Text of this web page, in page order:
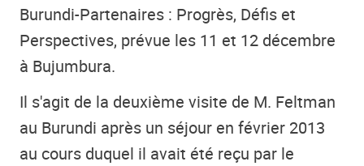
Burundi-Partenaires : Progrès, Défis et
Perspectives, prévue les 11 et 12 décembre
à Bujumbura.
Il s'agit de la deuxième visite de M. Feltman
au Burundi après un séjour en février 2013
au cours duquel il avait été reçu par le